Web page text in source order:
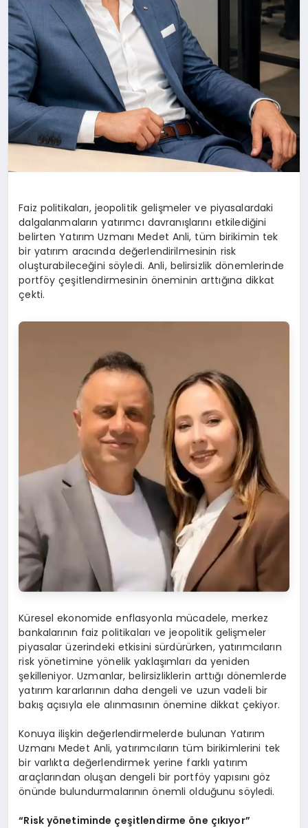
Faiz politikaları, jeopolitik gelişmeler ve piyasalardaki
dalgalanmaların yatırımcı davranışlarını etkilediğini
belirten Yatırım Uzmanı Medet Anli, tüm birikimin tek
bir yatırım aracında değerlendirilmesinin risk
oluşturabileceğini söyledi. Anli, belirsizlik dönemlerinde
portföy çeşitlendirmesinin öneminin arttığına dikkat
çekti.
Küresel ekonomide enflasyonla mücadele, merkez
bankalarının faiz politikaları ve jeopolitik gelişmeler
piyasalar üzerindeki etkisini sürdürürken, yatırımcıların
risk yönetimine yönelik yaklaşımları da yeniden
şekilleniyor. Uzmanlar, belirsizliklerin arttığı dönemlerde
yatırım kararlarının daha dengeli ve uzun vadeli bir
bakış açısıyla ele alınmasının önemine dikkat çekiyor.
Konuya ilişkin değerlendirmelerde bulunan Yatırım
Uzmanı Medet Anli, yatırımcıların tüm birikimlerini tek
bir varlıkta değerlendirmek yerine farklı yatırım
araçlarından oluşan dengeli bir portföy yapısını göz
önünde bulundurmalarının önemli olduğunu söyledi.
“Risk yönetiminde çeşitlendirme öne çıkıyor”